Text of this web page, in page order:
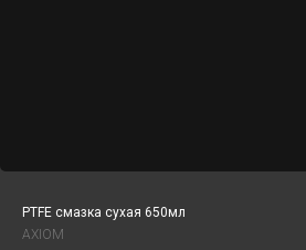
PTFE смазка сухая 650мл
AXIOM